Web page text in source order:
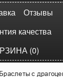
Отзывы
качества
(0)
Браслеты с